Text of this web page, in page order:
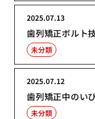
歯列矯正ボルト
2025.07.13
未分類
歯列矯正中のい
2025.07.12
未分類